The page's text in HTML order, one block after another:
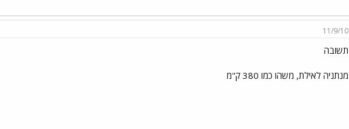
11/9/10
תשובה
מנתניה לאילת, משהו כמו 380 ק"מ